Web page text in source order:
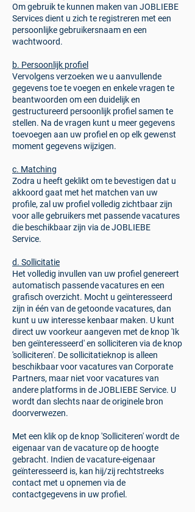
Om gebruik te kunnen maken van JOBLIEBE
Services dient u zich te registreren met een
persoonlijke gebruikersnaam en een
wachtwoord.
b. Persoonlijk profiel
Vervolgens verzoeken we u aanvullende
gegevens toe te voegen en enkele vragen te
beantwoorden om een duidelijk en
gestructureerd persoonlijk profiel samen te
stellen. Na de vragen kunt u meer gegevens
toevoegen aan uw profiel en op elk gewenst
moment gegevens wijzigen.
c. Matching
Zodra u heeft geklikt om te bevestigen dat u
akkoord gaat met het matchen van uw
profile, zal uw profiel volledig zichtbaar zijn
voor alle gebruikers met passende vacatures
die beschikbaar zijn via de JOBLIEBE
Service.
d. Sollicitatie
Het volledig invullen van uw profiel genereert
automatisch passende vacatures en een
grafisch overzicht. Mocht u geïnteresseerd
zijn in één van de getoonde vacatures, dan
kunt u uw interesse kenbaar maken. U kunt
direct uw voorkeur aangeven met de knop 'Ik
ben geïnteresseerd' en solliciteren via de knop
'solliciteren'. De sollicitatieknop is alleen
beschikbaar voor vacatures van Corporate
Partners, maar niet voor vacatures van
andere platforms in de JOBLIEBE Service. U
wordt dan slechts naar de originele bron
doorverwezen.
Met een klik op de knop 'Solliciteren' wordt de
eigenaar van de vacature op de hoogte
gebracht. Indien de vacature-eigenaar
geïnteresseerd is, kan hij/zij rechtstreeks
contact met u opnemen via de
contactgegevens in uw profiel.